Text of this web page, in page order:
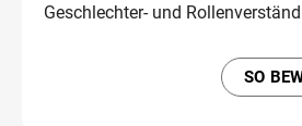
Geschlechter- und
SO